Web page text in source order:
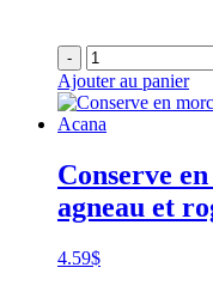
-
Ajouter au panier
Conserve
agneau et
4.59$